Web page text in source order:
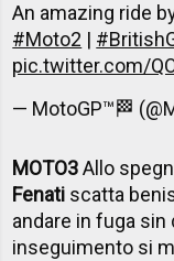
An amazing ride
#Moto2 |
pic.twitter.com/
— MotoGP™🏁
MOTO3Allo
Fenati scatta
andare in fuga
inseguimento si